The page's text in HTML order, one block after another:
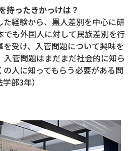
持ったきかっけは？
経験から、黒人差別を中心に研
でも外国人に対して民族差別を行
受け、入管問題について興味を
管問題はまだまだ社会的に知ら
人に知ってもらう必要がある問
部3年）